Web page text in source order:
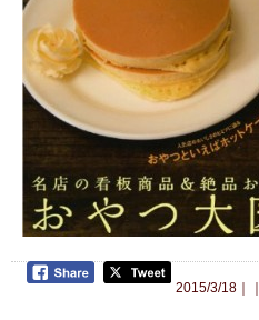
2015/3/18｜｜